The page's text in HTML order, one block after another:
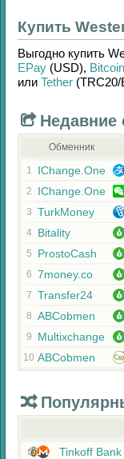
Купить
Выгодно купить
EPay (USD), Bitcoin
или Tether (TRC20/
Обменник
1 IChange.One
2 IChange.One
3 TurkMoney
4 Bitality
5 ProstoCash
6 7money.co
7 Transfer24
8 ABCobmen
9 Multixchange
10 ABCobmen
Tinkoff Bank